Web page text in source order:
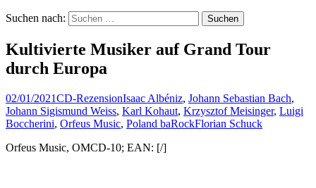
Suchen nach:
Kultivierte Musiker auf Grand Tour
durch Europa
02/01/2021CD-RezensionIsaac Albéniz, Johann Sebastian Bach,
Johann Sigismund Weiss, Karl Kohaut, Krzysztof Meisinger, Luigi
Boccherini, Orfeus Music, Poland baRockFlorian Schuck
Orfeus Music, OMCD-10; EAN: [/]